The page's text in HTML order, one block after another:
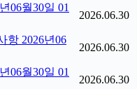
06월30일 01
2026.06.30
항 2026년06
2026.06.30
06월30일 01
2026.06.30